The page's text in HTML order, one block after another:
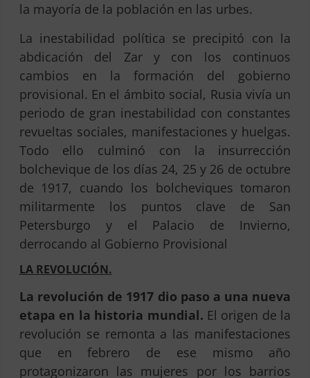
la mayoría de la población en las urbes.
La inestabilidad política se precipitó con la
abdicación del Zar y con los continuos
cambios en la formación del gobierno
provisional. En el ámbito social, Rusia vivía un
periodo de gran inestabilidad con constantes
revueltas sociales, manifestaciones y huelgas.
Todo ello culminó con la insurrección
bolchevique de los días 24, 25 y 26 de octubre
de 1917, cuando los bolcheviques tomaron
militarmente los puntos clave de San
Petersburgo y el Palacio de Invierno,
derrocando al Gobierno Provisional
LA REVOLUCIÓN.
La revolución de 1917 dio paso a una nueva
etapa en la historia mundial. El origen de la
revolución se remonta a las manifestaciones
que en febrero de ese mismo año
protagonizaron las mujeres por los barrios